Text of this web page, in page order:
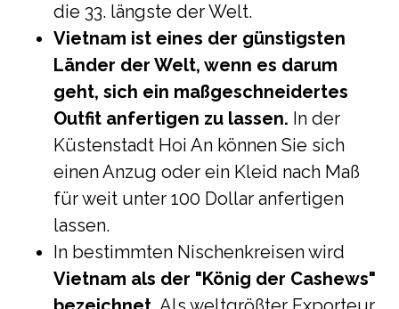
die 33. längste der Welt.
Vietnam ist eines der günstigsten
Länder der Welt, wenn es darum
geht, sich ein maßgeschneidertes
Outfit anfertigen zu lassen. In der
Küstenstadt Hoi An können Sie sich
einen Anzug oder ein Kleid nach Maß
für weit unter 100 Dollar anfertigen
lassen.
In bestimmten Nischenkreisen wird
Vietnam als der "König der Cashews"